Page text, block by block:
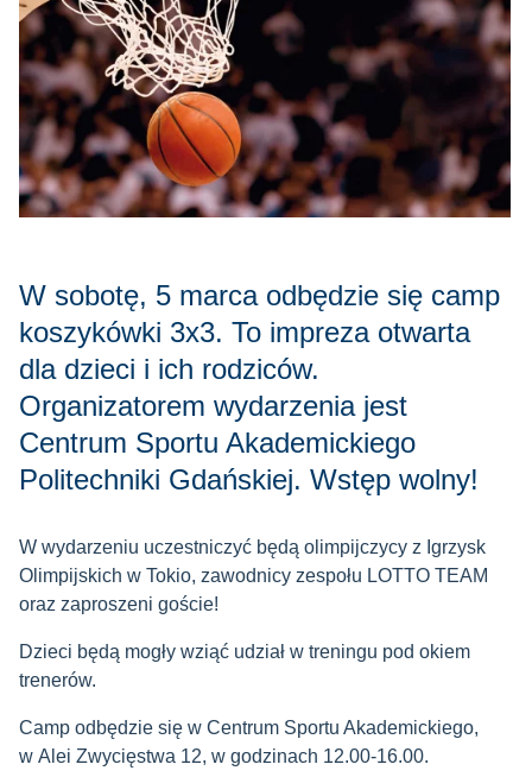
W sobotę, 5 marca odbędzie się camp
koszykówki 3x3. To impreza otwarta
dla dzieci i ich rodziców.
Organizatorem wydarzenia jest
Centrum Sportu Akademickiego
Politechniki Gdańskiej. Wstęp wolny!
W wydarzeniu uczestniczyć będą olimpijczycy z Igrzysk
Olimpijskich w Tokio, zawodnicy zespołu LOTTO TEAM
oraz zaproszeni goście!
Dzieci będą mogły wziąć udział w treningu pod okiem
trenerów.
Camp odbędzie się w Centrum Sportu Akademickiego,
w Alei Zwycięstwa 12, w godzinach 12.00-16.00.